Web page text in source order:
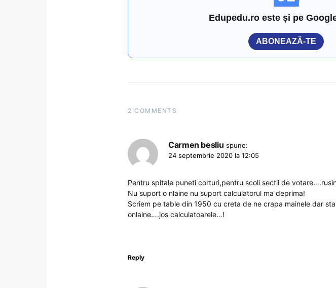
Edupedu.ro este și pe
ABONEAZĂ-TE
2 COMMENTS
Carmen besliu spune:
24 septembrie 2020 la 12:05
Pentru spitale puneti corturi,pentru scoli sectii de
Nu suport o nlaine nu suport calculatorul ma deprima!
Scriem pe table din 1950 cu creta de ne crapa mainele dar
onlaine….jos calculatoarele…!
Reply